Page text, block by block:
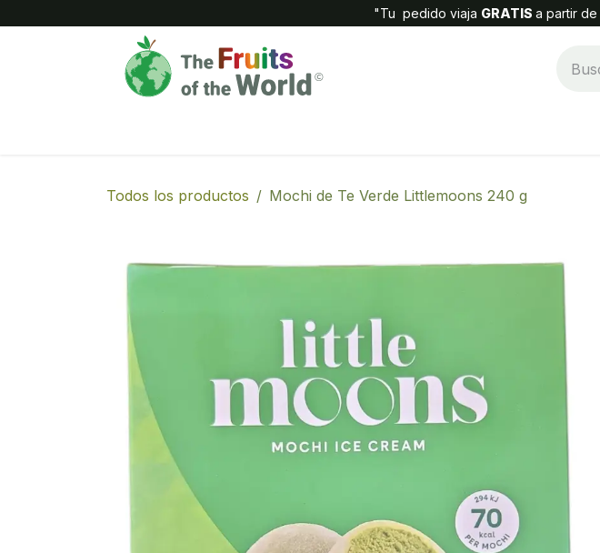
"Tu pedido viaja GRATIS a partir de
Todos los productos Mochi de Te Verde Littlemoons 240 g